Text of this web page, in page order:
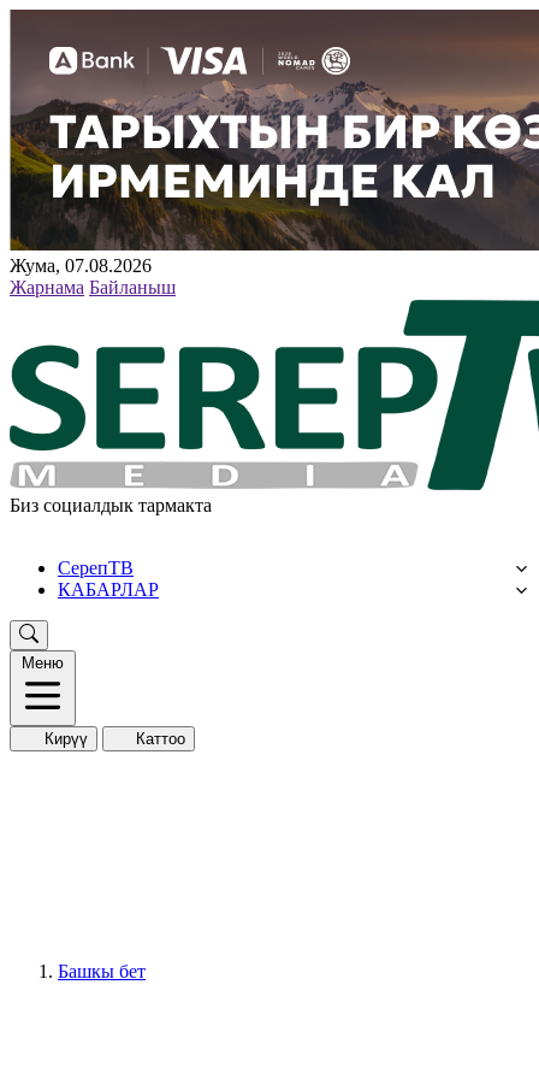
Жума, 07.08.2026
Жарнама Байланыш
Биз социалдык тармакта
СерепТВ
КАБАРЛАР
Меню
Кирүү Каттоо
Башкы бет